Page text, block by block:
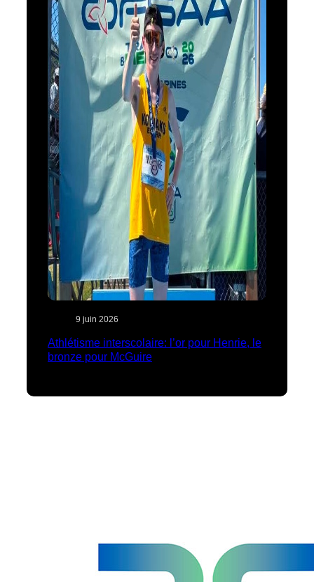
9 juin 2026
Athlétisme interscolaire: l’or pour Henrie, le
bronze pour McGuire